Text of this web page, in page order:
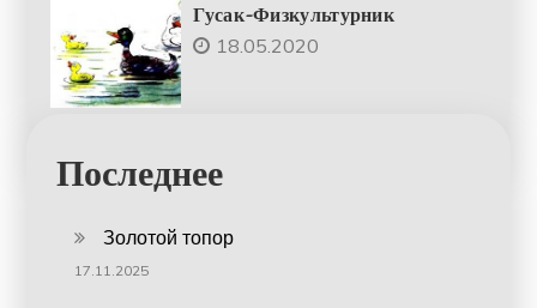
Гусак-Физкультурник
18.05.2020
Последнее
Золотой топор
17.11.2025